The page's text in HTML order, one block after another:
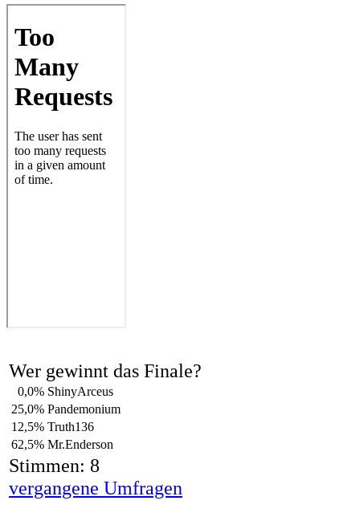
Wer gewinnt das Finale?
0,0% ShinyArceus
25,0% Pandemonium
12,5% Truth136
62,5% Mr.Enderson
Stimmen: 8
vergangene Umfragen